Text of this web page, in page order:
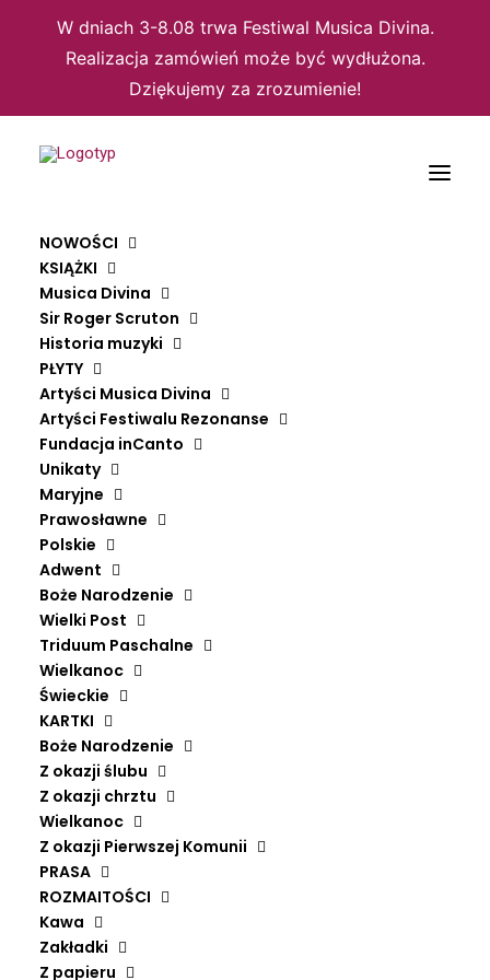
W dniach 3-8.08 trwa Festiwal Musica Divina.
Realizacja zamówień może być wydłużona.
Dziękujemy za zrozumienie!
NOWOŚCI
KSIĄŻKI
Musica Divina
Sir Roger Scruton
Historia muzyki
PŁYTY
Artyści Musica Divina
Artyści Festiwalu Rezonanse
Fundacja inCanto
Unikaty
Maryjne
Prawosławne
Polskie
Adwent
Boże Narodzenie
Wielki Post
Triduum Paschalne
Wielkanoc
Świeckie
KARTKI
Boże Narodzenie
Z okazji ślubu
Z okazji chrztu
Wielkanoc
Z okazji Pierwszej Komunii
PRASA
ROZMAITOŚCI
Kawa
Zakładki
Z papieru
Strona główna Rozmaitości
Z papieru
Zakładka „Muzyka jest ważna”
ZAKŁADKA „MUZYKA JEST
WAŻNA”
5,00ZŁ
143 szt. dostępnych
ilość
Zakładka
„Muzyka
jest
ważna”
Wydawca